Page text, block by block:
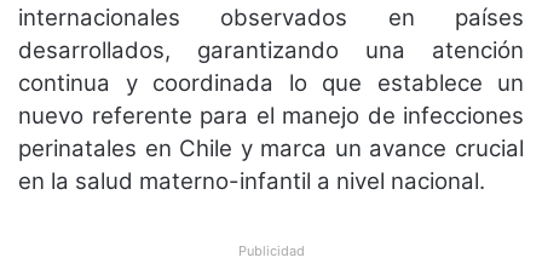
internacionales observados en países
desarrollados, garantizando una atención
continua y coordinada lo que establece un
nuevo referente para el manejo de infecciones
perinatales en Chile y marca un avance crucial
en la salud materno-infantil a nivel nacional.
Publicidad